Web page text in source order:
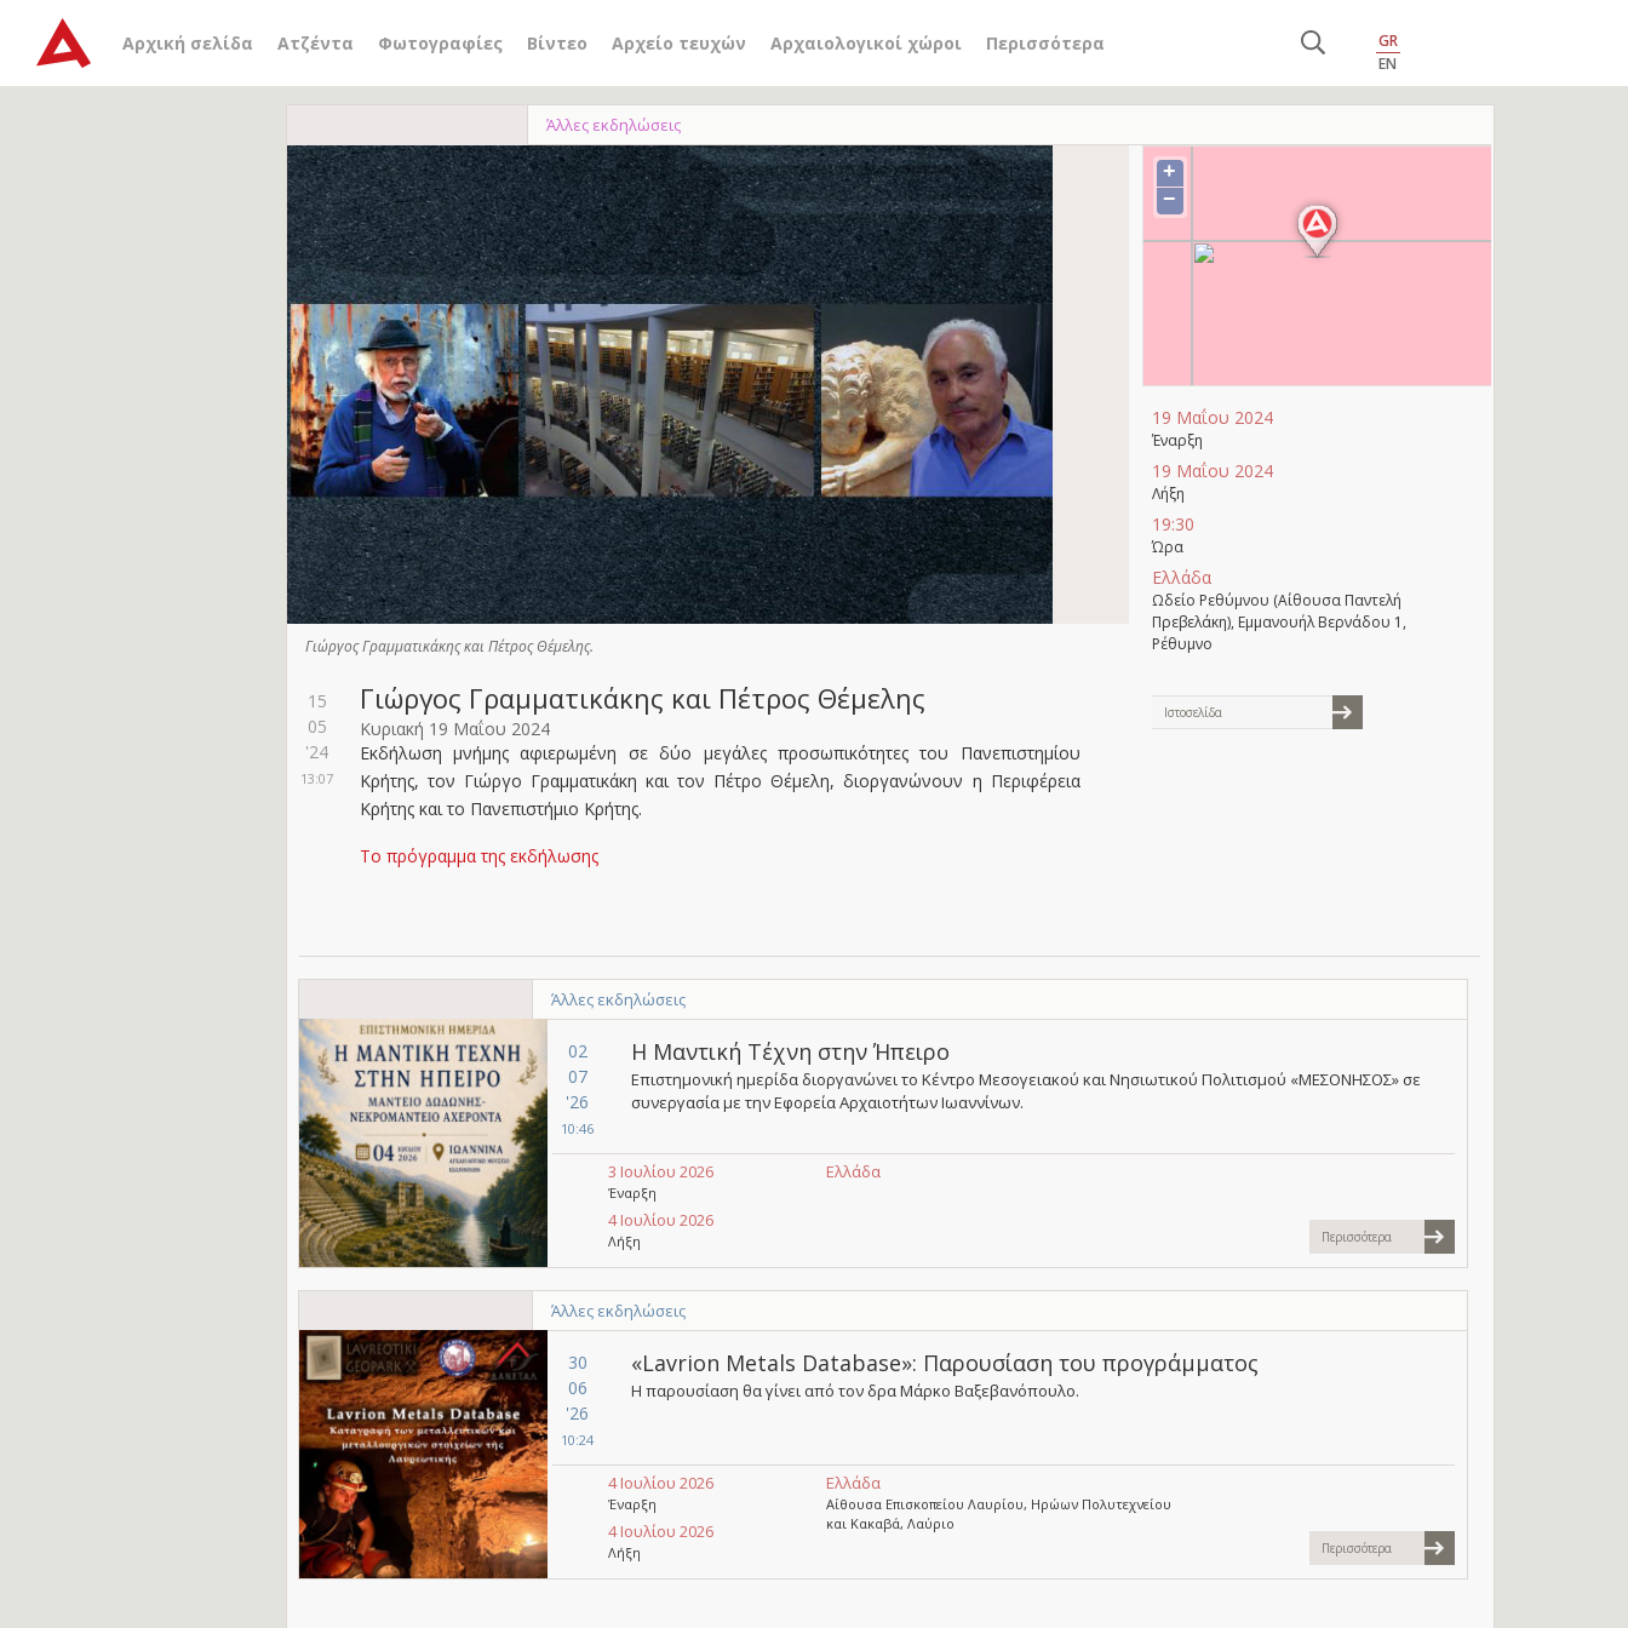
Αρχική σελίδα Ατζέντα Φωτογραφίες Βίντεο Αρχείο τευχών Αρχαιολογικοί χώροι Περισσότερα
GR
EN
Άλλες εκδηλώσεις
+
−
19 Μαΐου 2024
Έναρξη
19 Μαΐου 2024
Λήξη
19:30
Ώρα
Ελλάδα
Ωδείο Ρεθύμνου (Αίθουσα Παντελή
Πρεβελάκη), Εμμανουήλ Βερνάδου 1,
Ρέθυμνο
Ιστοσελίδα
Γιώργος Γραμματικάκης και Πέτρος Θέμελης.
15
05
'24
13:07
Γιώργος Γραμματικάκης και Πέτρος Θέμελης
Κυριακή 19 Μαΐου 2024
Εκδήλωση μνήμης αφιερωμένη σε δύο μεγάλες προσωπικότητες του Πανεπιστημίου
Κρήτης, τον Γιώργο Γραμματικάκη και τον Πέτρο Θέμελη, διοργανώνουν η Περιφέρεια
Κρήτης και το Πανεπιστήμιο Κρήτης.
Το πρόγραμμα της εκδήλωσης
Άλλες εκδηλώσεις
02
07
'26
10:46
Η Μαντική Τέχνη στην Ήπειρο
Επιστημονική ημερίδα διοργανώνει το Κέντρο Μεσογειακού και Νησιωτικού Πολιτισμού «ΜΕΣΟΝΗΣΟΣ» σε
συνεργασία με την Εφορεία Αρχαιοτήτων Ιωαννίνων.
3 Ιουλίου 2026
Έναρξη
4 Ιουλίου 2026
Λήξη
Ελλάδα
Περισσότερα
Άλλες εκδηλώσεις
30
06
'26
10:24
«Lavrion Metals Database»: Παρουσίαση του προγράμματος
Η παρουσίαση θα γίνει από τον δρα Μάρκο Βαξεβανόπουλο.
4 Ιουλίου 2026
Έναρξη
4 Ιουλίου 2026
Λήξη
Ελλάδα
Αίθουσα Επισκοπείου Λαυρίου, Ηρώων Πολυτεχνείου
και Κακαβά, Λαύριο
Περισσότερα